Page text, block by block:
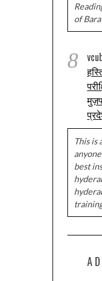
of
8
This is
best